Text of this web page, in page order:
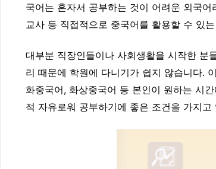
국어는 혼자서 공부하는 것이 어려운 외국
교사 등 직접적으로 중국어를 활용할 수 있
대부분 직장인들이나 사회생활을 시작한 분
리 때문에 학원에 다니기가 쉽지 않습니다.
화중국어, 화상중국어 등 본인이 원하는 시
적 자유로워 공부하기에 좋은 조건을 가지고